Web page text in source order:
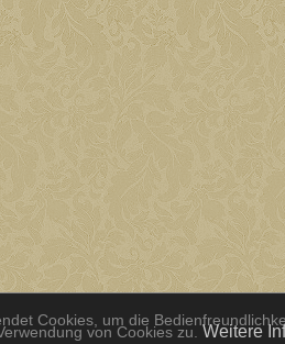
Cookies, um die
von Cookies zu. Weitere